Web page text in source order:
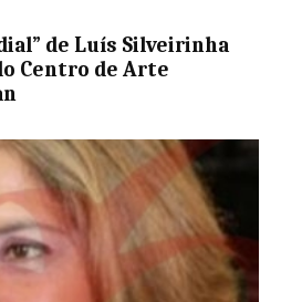
de Luís Silveirinha
Centro de Arte